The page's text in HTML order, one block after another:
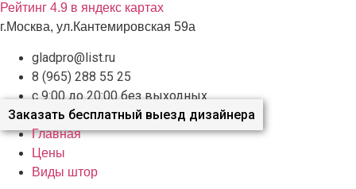
Рейтинг 4.9 в яндекс картах
г.Москва, ул.Кантемировская 59а
gladpro@list.ru
8 (965) 288 55 25
с 9:00 до 20:00 без выходных
Заказать бесплатный выезд дизайнера
Главная
Цены
Виды штор